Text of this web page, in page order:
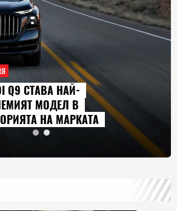
Q9 СТАВА НАЙ-
МОДЕЛ В
НА МАРКАТА